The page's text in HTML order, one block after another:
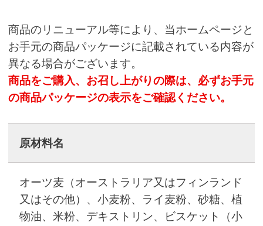
商品のリニューアル等により、当ホームページと
お手元の商品パッケージに記載されている内容が
異なる場合がございます。
商品をご購入、お召し上がりの際は、必ずお手元
の商品パッケージの表示をご確認ください。
原材料名
オーツ麦（オーストラリア又はフィンランド
又はその他）、小麦粉、ライ麦粉、砂糖、植
物油、米粉、デキストリン、ビスケット（小